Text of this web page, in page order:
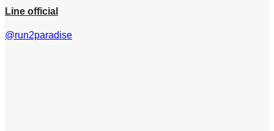
Line official
@run2paradise